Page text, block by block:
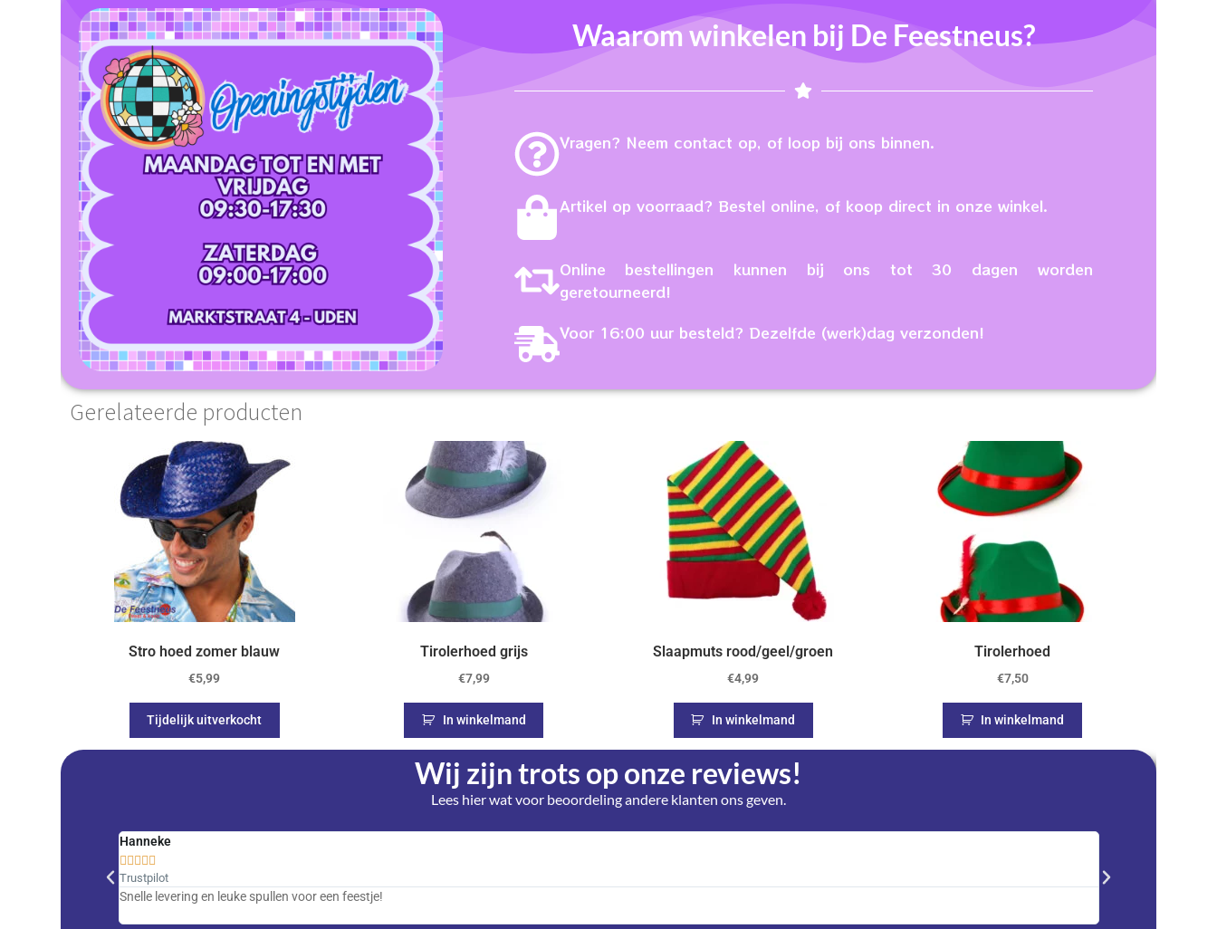
Waarom winkelen bij De Feestneus?
Vragen? Neem contact op, of loop bij ons binnen.
Artikel op voorraad? Bestel online, of koop direct in onze winkel.
Online bestellingen kunnen bij ons tot 30 dagen worden
geretourneerd!
Voor 16:00 uur besteld? Dezelfde (werk)dag verzonden!
Gerelateerde producten
Stro hoed zomer blauw
€5,99
Tijdelijk uitverkocht
Tirolerhoed grijs
€7,99
In winkelmand
Slaapmuts rood/geel/groen
€4,99
In winkelmand
Tirolerhoed
€7,50
In winkelmand
Wij zijn trots op onze reviews!
Lees hier wat voor beoordeling andere klanten ons geven.
Hanneke
    
Trustpilot
Snelle levering en leuke spullen voor een feestje!
Trustpilot